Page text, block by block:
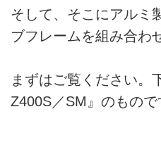
そして、そこにアルミ
ブフレームを組み合わ
まずはご覧ください。
Z400S／SM』のもので